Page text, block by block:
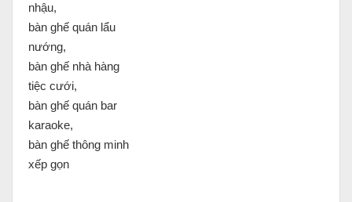
nhậu,
bàn ghế quán lẩu
nướng,
bàn ghế nhà hàng
tiệc cưới,
bàn ghế quán bar
karaoke,
bàn ghế thông minh
xếp gọn